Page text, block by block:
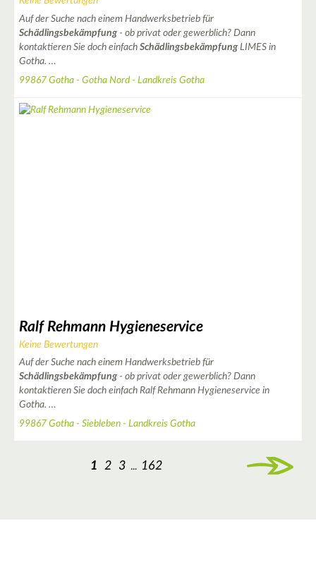
Auf der Suche nach einem Handwerksbetrieb für
Schädlingsbekämpfung - ob privat oder gewerblich? Dann
kontaktieren Sie doch einfach Schädlingsbekämpfung LIMES in
Gotha. …
99867 Gotha - Gotha Nord - Landkreis Gotha
Ralf Rehmann Hygieneservice
Keine Bewertungen
Auf der Suche nach einem Handwerksbetrieb für
Schädlingsbekämpfung - ob privat oder gewerblich? Dann
kontaktieren Sie doch einfach Ralf Rehmann Hygieneservice in
Gotha. …
99867 Gotha - Siebleben - Landkreis Gotha
1 2 3 ... 162